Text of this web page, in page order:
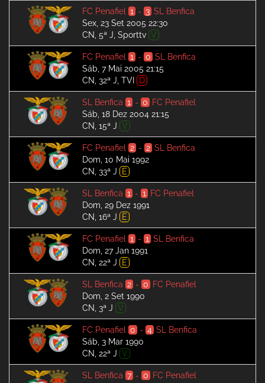
FC Penafiel 1 - 3 SL Benfica
Sex, 23 Set 2005 22:30
CN, 5ª J, Sporttv V
FC Penafiel 1 - 0 SL Benfica
Sáb, 7 Mai 2005 21:15
CN, 32ª J, TVI
D
SL Benfica 1 - 0
FC Penafiel
Sáb, 18 Dez 2004 21:15
CN, 15ª J V
FC Penafiel 2 - 2 SL Benfica
Dom, 10 Mai 1992
CN, 33ª J
E
SL Benfica 1 - 1
FC Penafiel
Dom, 29 Dez 1991
CN, 16ª J
E
FC Penafiel 1 - 1 SL Benfica
Dom, 27 Jan 1991
CN, 22ª J
E
SL Benfica 2 - 0
FC Penafiel
Dom, 2 Set 1990
CN, 3ª J V
FC Penafiel 0 - 4 SL Benfica
Sáb, 3 Mar 1990
CN, 22ª J V
SL Benfica 7 - 0
FC Penafiel